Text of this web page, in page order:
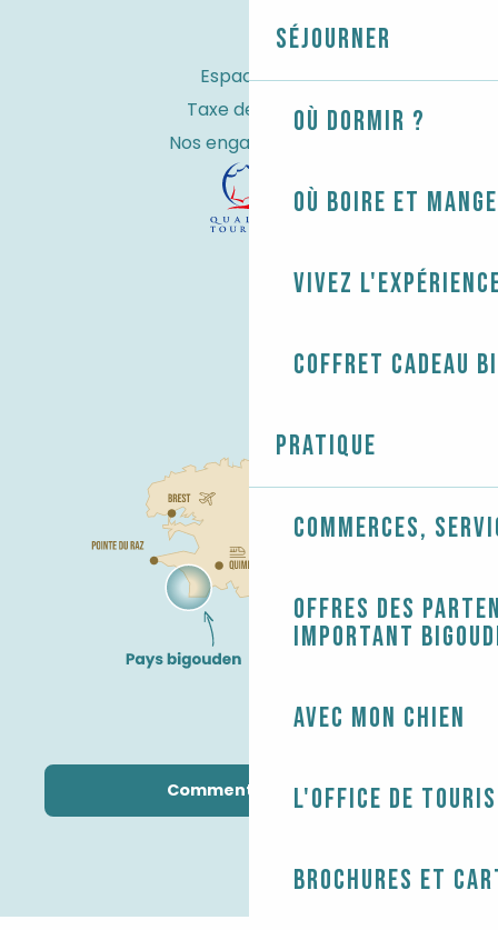
Séjourner
Où dormir ?
Où boire et
Vivez
Coffret cadeau
Pratique
Commerces,
Offres des
Important
Avec mon chien
L'Office de
Brochures et
Espace Pro
Taxe de séjour
Nos engagements
Comment venir ?